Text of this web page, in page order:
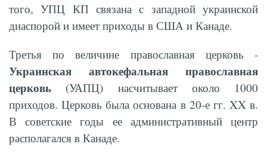
того, УПЦ КП связана с западной украинской
диаспорой и имеет приходы в США и Канаде.
Третья по величине православная церковь -
Украинская автокефальная православная
церковь (УАПЦ) насчитывает около 1000
приходов. Церковь была основана в 20-е гг. XX в.
В советские годы ее административный центр
располагался в Канаде.